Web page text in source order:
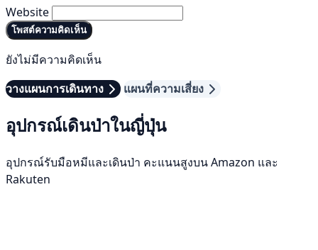
Website
โพสต์ความคิดเห็น
ยังไม่มีความคิดเห็น
วางแผนการเดินทาง
แผนที่ความเสี่ยง
อุปกรณ์เดินป่าในญี่ปุ่น
อุปกรณ์รับมือหมีและเดินป่า คะแนนสูงบน Amazon และ
Rakuten